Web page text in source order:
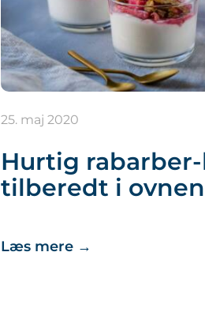
25. maj 2020
Hurtig
tilberedt i ovnen
Læs mere →